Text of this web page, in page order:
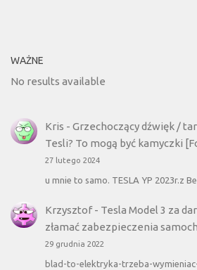
WAŻNE
No results available
Kris - Grzechoczący dźwięk /
Tesli? To mogą być kamyczki
27 lutego 2024
u mnie to samo. TESLA YP 2023r.z
Krzysztof- Tesla Model 3 za
złamać zabezpieczenia
29 grudnia 2022
blad-to-elektryka-trzeba-